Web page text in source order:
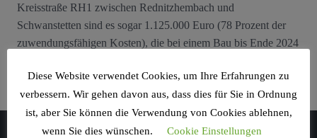
Kreisstraße RH1 zwischen Rednitzhembach und
Schwanstetten sind es sogar 1.125.000 Euro (78 Prozent der
zuwendungsfähigen Kosten), die bei einem Bau bis Ende 2024
Diese Website verwendet Cookies, um Ihre Erfahrungen zu
verbessern. Wir gehen davon aus, dass dies für Sie in Ordnung
ist, aber Sie können die Verwendung von Cookies ablehnen,
wenn Sie dies wünschen.
Cookie Einstellungen